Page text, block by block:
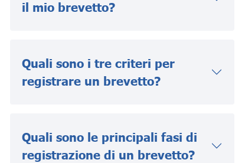
il mio brevetto?
Quali sono i tre criteri per
registrare un brevetto?
Quali sono le principali fasi di
registrazione di un brevetto?